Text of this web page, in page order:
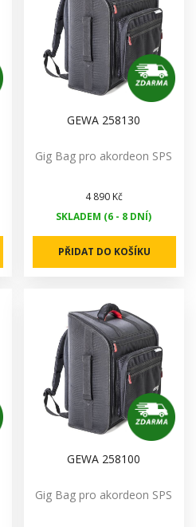
GEWA 258130
Gig Bag pro akordeon SPS
4 890 Kč
SKLADEM (6 - 8 DNÍ)
PŘIDAT DO KOŠÍKU
GEWA 258100
Gig Bag pro akordeon SPS